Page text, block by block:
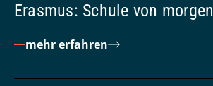
Erasmus: Schule von morgen
mehr erfahren